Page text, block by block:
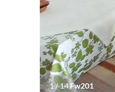
1/14 Fw201